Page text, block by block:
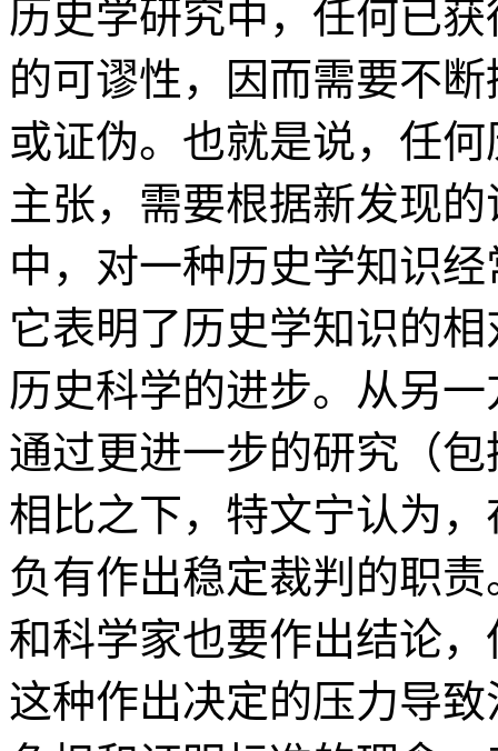
历史学研究中，任何已
的可谬性，因而需要不
或证伪。也就是说，任
主张，需要根据新发现
中，对一种历史学知识
它表明了历史学知识的
历史科学的进步。从另
通过更进一步的研究（
相比之下，特文宁认为
负有作出稳定裁判的职
和科学家也要作出结论
这种作出决定的压力导